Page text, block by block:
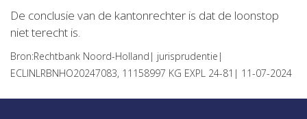
De conclusie van de kantonrechter is dat de loonstop
niet terecht is.
Bron:Rechtbank Noord-Holland| jurisprudentie|
ECLINLRBNHO20247083, 11158997 KG EXPL 24-81| 11-07-2024